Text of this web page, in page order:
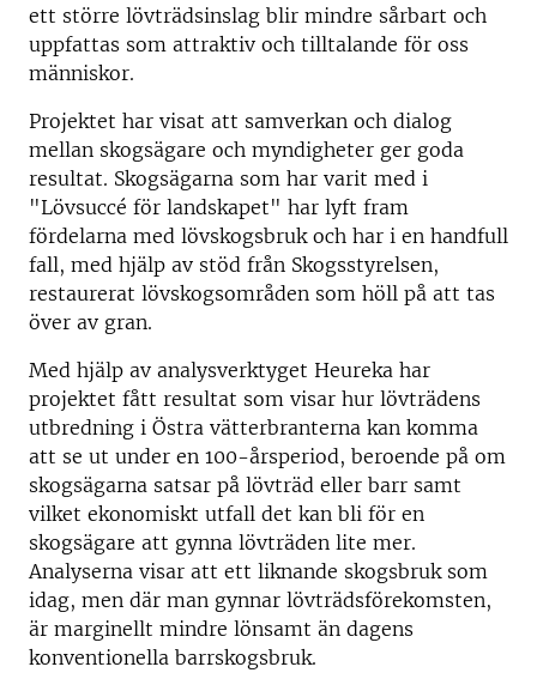
ett större lövträdsinslag blir mindre sårbart och
uppfattas som attraktiv och tilltalande för oss
människor.
Projektet har visat att samverkan och dialog
mellan skogsägare och myndigheter ger goda
resultat. Skogsägarna som har varit med i
"Lövsuccé för landskapet" har lyft fram
fördelarna med lövskogsbruk och har i en handfull
fall, med hjälp av stöd från Skogsstyrelsen,
restaurerat lövskogsområden som höll på att tas
över av gran.
Med hjälp av analysverktyget Heureka har
projektet fått resultat som visar hur lövträdens
utbredning i Östra vätterbranterna kan komma
att se ut under en 100-årsperiod, beroende på om
skogsägarna satsar på lövträd eller barr samt
vilket ekonomiskt utfall det kan bli för en
skogsägare att gynna lövträden lite mer.
Analyserna visar att ett liknande skogsbruk som
idag, men där man gynnar lövträdsförekomsten,
är marginellt mindre lönsamt än dagens
konventionella barrskogsbruk.